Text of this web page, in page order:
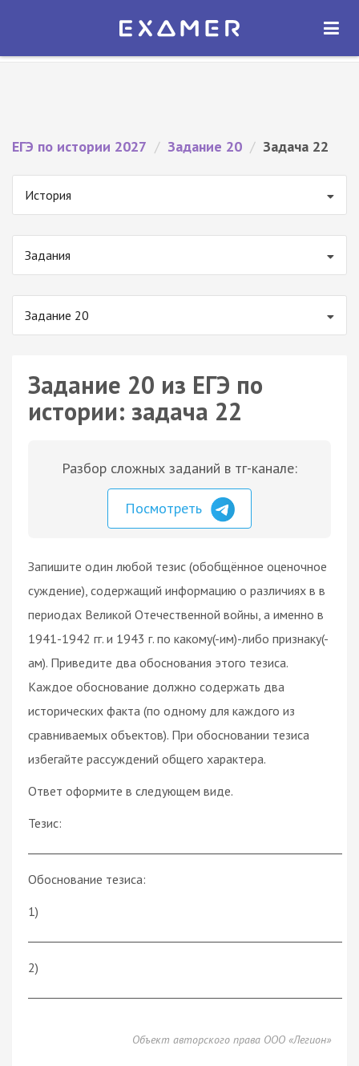
Экзамер — ЕГЭ 2027
ОТКРЫТЬ
ЕГЭ по истории 2027 / Задание 20 / Задача 22
История
Задания
Задание 20
Задание 20 из ЕГЭ по
истории: задача 22
Разбор сложных заданий в тг-канале:
Посмотреть
Запишите один любой тезис (обобщённое оценочное
суждение), содержащий информацию о различиях в в
периодах Великой Отечественной войны, а именно в
1941-1942 гг. и 1943 г. по какому(-им)-либо признаку(-
ам). Приведите два обоснования этого тезиса.
Каждое обоснование должно содержать два
исторических факта (по одному для каждого из
сравниваемых объектов). При обосновании тезиса
избегайте рассуждений общего характера.
Ответ оформите в следующем виде.
Тезис:
Обоснование тезиса:
1)
2)
Объект авторского права ООО «Легион»